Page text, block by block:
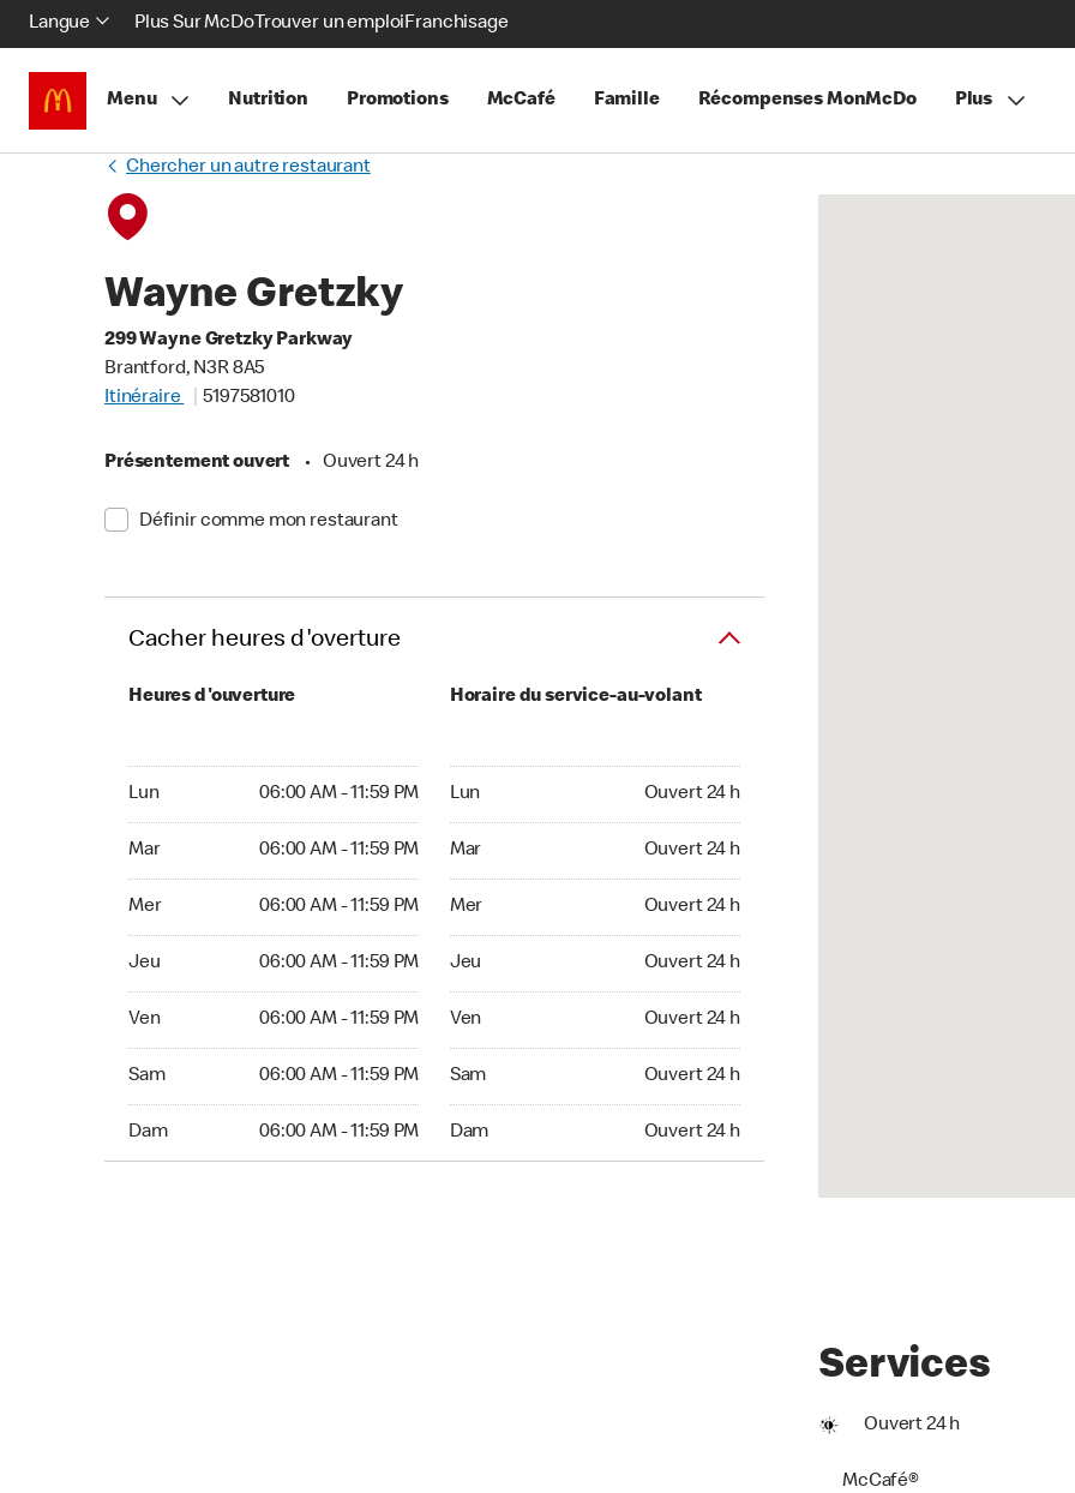
Langue Plus Sur McDoTrouver un emploiFranchisage
Menu Nutrition Promotions McCafé Famille Récompenses MonMcDo Plus
Chercher un autre restaurant
Wayne Gretzky
299 Wayne Gretzky Parkway
Brantford, N3R 8A5
Itinéraire
5197581010
Présentement ouvert • Ouvert 24 h
Définir comme mon restaurant
Cacher heures d'overture
Heures d'ouverture
Lun 06:00 AM - 11:59 PM
Mar 06:00 AM - 11:59 PM
Mer 06:00 AM - 11:59 PM
Jeu 06:00 AM - 11:59 PM
Ven 06:00 AM - 11:59 PM
Sam 06:00 AM - 11:59 PM
Dam 06:00 AM - 11:59 PM
Horaire du service-au-volant
Lun Ouvert 24 h
Mar Ouvert 24 h
Mer Ouvert 24 h
Jeu Ouvert 24 h
Ven Ouvert 24 h
Sam Ouvert 24 h
Dam Ouvert 24 h
Services
Ouvert 24 h
McCafé®